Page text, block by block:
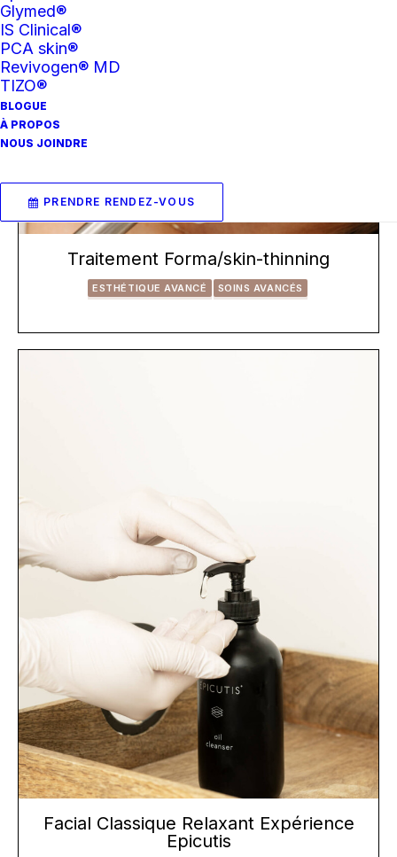
Glymed®
IS Clinical®
PCA skin®
Revivogen® MD
TIZO®
BLOGUE
À PROPOS
NOUS JOINDRE
PRENDRE RENDEZ-VOUS
Traitement Forma/skin-thinning
ESTHÉTIQUE AVANCÉ SOINS AVANCÉS
Facial Classique Relaxant Expérience
Epicutis